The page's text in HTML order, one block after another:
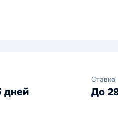
дней
Ставка
До